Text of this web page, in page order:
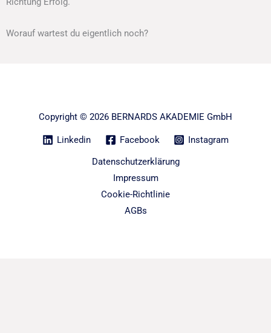
Worauf wartest du eigentlich noch?
Copyright © 2026 BERNARDS AKADEMIE GmbH
Linkedin Facebook
Instagram
Datenschutzerklärung
Impressum
Cookie-Richtlinie
AGBs